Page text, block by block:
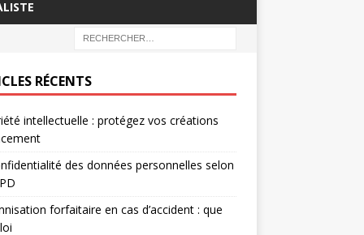
RÉCENTS
intellectuelle : protégez vos créations
des données personnelles selon
forfaitaire en cas d’accident : que